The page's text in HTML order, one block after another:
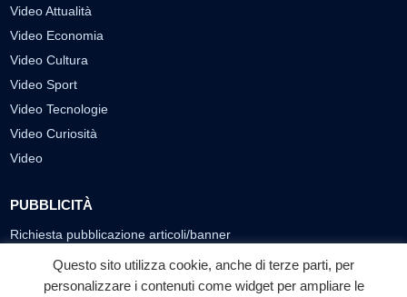
Video Attualità
Video Economia
Video Cultura
Video Sport
Video Tecnologie
Video Curiosità
Video
PUBBLICITÀ
Richiesta pubblicazione articoli/banner
SEGUICI SUI SOCIAL
Questo sito utilizza cookie, anche di terze parti, per
personalizzare i contenuti come widget per ampliare le